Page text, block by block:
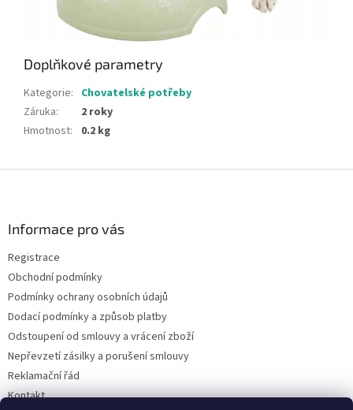
Doplňkové parametry
Kategorie: Chovatelské potřeby
Záruka:
2 roky
Hmotnost: 0.2 kg
Informace pro vás
Registrace
Obchodní podmínky
Podmínky ochrany osobních údajů
Dodací podmínky a způsob platby
Odstoupení od smlouvy a vrácení zboží
Nepřevzetí zásilky a porušení smlouvy
Reklamační řád
Kontakt